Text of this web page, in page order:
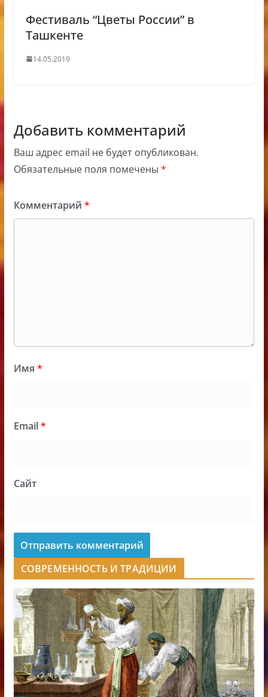
Фестиваль “Цветы России” в
Ташкенте
14.05.2019
Добавить комментарий
Ваш адрес email не будет опубликован.
Обязательные поля помечены *
Комментарий *
Имя *
Email*
Сайт
СОВРЕМЕННОСТЬ И ТРАДИЦИИ